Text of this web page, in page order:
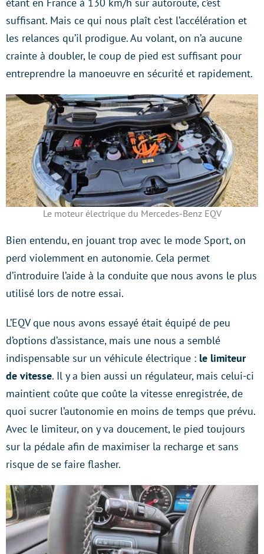
suffisant. Mais ce qui nous plaît c’est l’accélération et
les relances qu’il prodigue. Au volant, on n’a aucune
crainte à doubler, le coup de pied est suffisant pour
entreprendre la manoeuvre en sécurité et rapidement.
Le moteur électrique du Mercedes-Benz EQV
Bien entendu, en jouant trop avec le mode Sport, on
perd violemment en autonomie. Cela permet
d’introduire l’aide à la conduite que nous avons le plus
utilisé lors de notre essai.
L’EQV que nous avons essayé était équipé de peu
d’options d’assistance, mais une nous a semblé
indispensable sur un véhicule électrique : le limiteur
de vitesse. Il y a bien aussi un régulateur, mais celui-ci
maintient coûte que coûte la vitesse enregistrée, de
quoi sucrer l’autonomie en moins de temps que prévu.
Avec le limiteur, on y va doucement, le pied toujours
sur la pédale afin de maximiser la recharge et sans
risque de se faire flasher.